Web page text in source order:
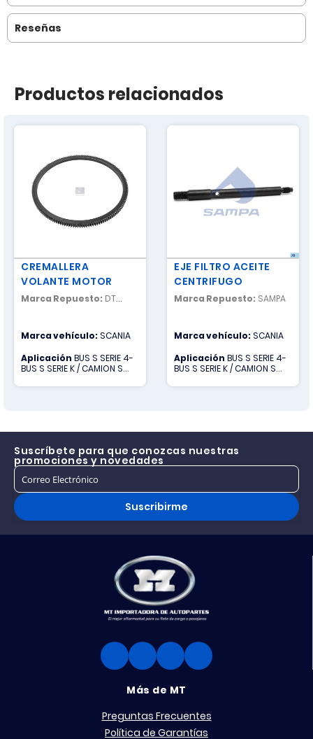
Reseñas
Productos relacionados
CREMALLERA
VOLANTE MOTOR
Marca Repuesto: DT
Marca vehículo:SCANIA
Aplicación BUS S SERIE 4-
BUS S SERIE K / CAMION S
CAMION S SERIE R
EJE FILTRO ACEITE
CENTRIFUGO
Marca Repuesto: SAMPA
Marca vehículo:SCANIA
Aplicación BUS S SERIE 4-
BUS S SERIE K / CAMION S
CAMION S SERIE R
Suscríbete para que conozcas nuestras
promociones y novedades
Suscribirme
Más de MT
Preguntas Frecuentes
Política de Garantías